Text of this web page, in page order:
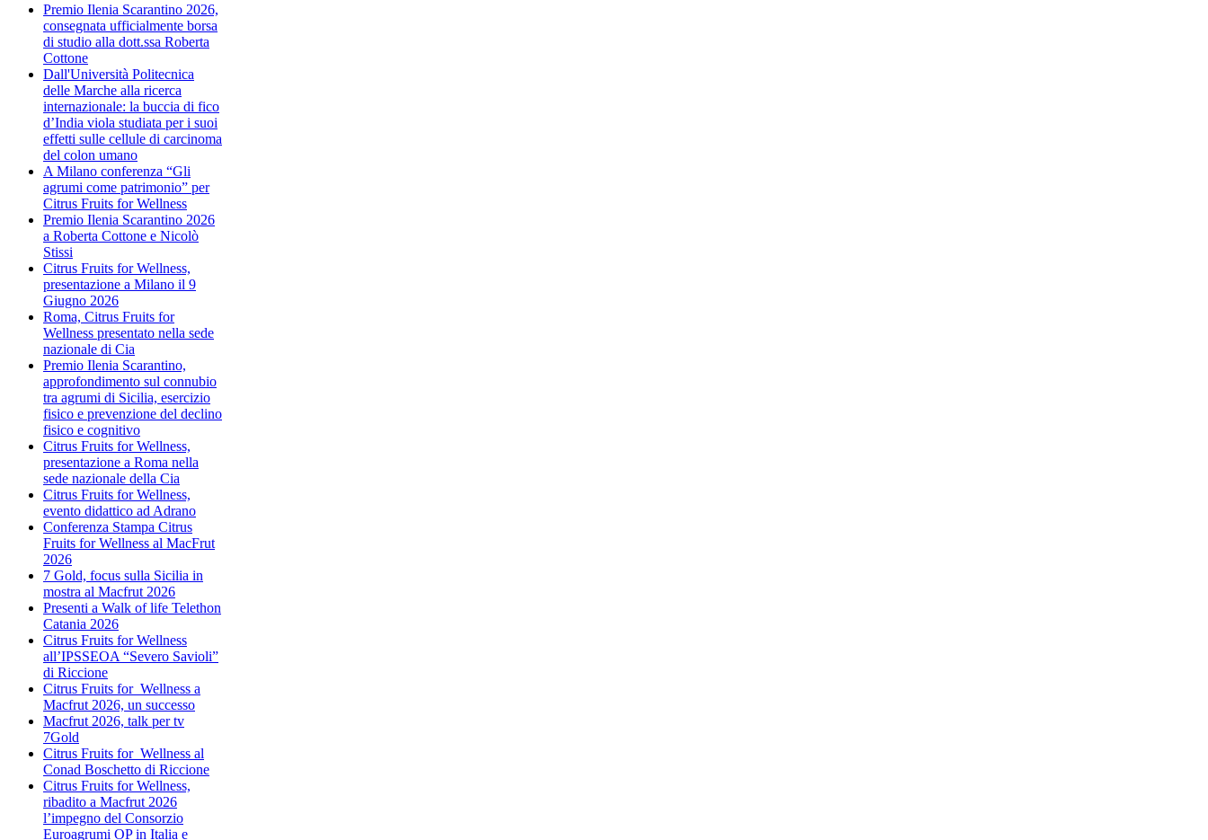
Premio Ilenia Scarantino 2026,
consegnata ufficialmente borsa
di studio alla dott.ssa Roberta
Cottone
Dall'Università Politecnica
delle Marche alla ricerca
internazionale: la buccia di fico
d’India viola studiata per i suoi
effetti sulle cellule di carcinoma
del colon umano
A Milano conferenza “Gli
agrumi come patrimonio” per
Citrus Fruits for Wellness
Premio Ilenia Scarantino 2026
a Roberta Cottone e Nicolò
Stissi
Citrus Fruits for Wellness,
presentazione a Milano il 9
Giugno 2026
Roma, Citrus Fruits for
Wellness presentato nella sede
nazionale di Cia
Premio Ilenia Scarantino,
approfondimento sul connubio
tra agrumi di Sicilia, esercizio
fisico e prevenzione del declino
fisico e cognitivo
Citrus Fruits for Wellness,
presentazione a Roma nella
sede nazionale della Cia
Citrus Fruits for Wellness,
evento didattico ad Adrano
Conferenza Stampa Citrus
Fruits for Wellness al MacFrut
2026
7 Gold, focus sulla Sicilia in
mostra al Macfrut 2026
Presenti a Walk of life Telethon
Catania 2026
Citrus Fruits for Wellness
all’IPSSEOA “Severo Savioli”
di Riccione
Citrus Fruits for Wellness a
Macfrut 2026, un successo
Macfrut 2026, talk per tv
7Gold
Citrus Fruits for Wellness al
Conad Boschetto di Riccione
Citrus Fruits for Wellness,
ribadito a Macfrut 2026
l’impegno del Consorzio
Euroagrumi OP in Italia e